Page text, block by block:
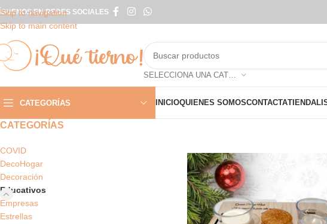
Skip to navigation
Skip to main content
EN REDES SOCIALES
CATEGORÍAS INICIOQUIENES SOMOSCONTACTATIENDA
CATEGORÍAS
COVID
DecoHogar
Decoración
Educativos
Empresas
Estrellas